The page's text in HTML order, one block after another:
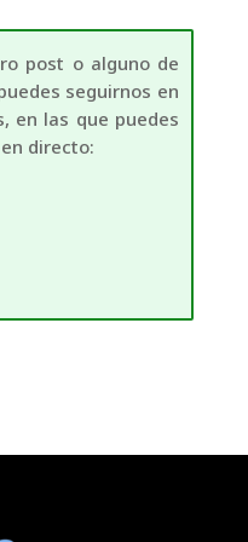
post o alguno de
seguirnos en
en las que puedes
directo: